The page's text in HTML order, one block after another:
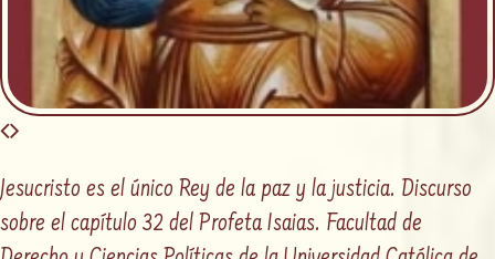
Jesucristo es el único Rey de la paz y la justicia. Discurso
sobre el capítulo 32 del Profeta Isaias. Facultad de